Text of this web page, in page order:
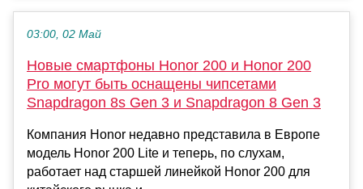
03:00, 02 Май
Новые смартфоны Honor 200 и Honor 200
Pro могут быть оснащены чипсетами
Snapdragon 8s Gen 3 и Snapdragon 8 Gen 3
Компания Honor недавно представила в Европе
модель Honor 200 Lite и теперь, по слухам,
работает над старшей линейкой Honor 200 для